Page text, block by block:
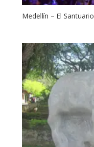
Medellín – El Santuario